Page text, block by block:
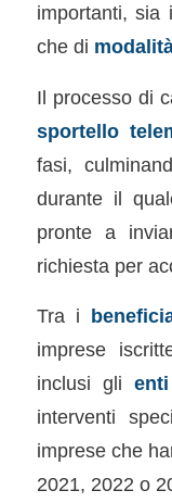
importanti, sia
che di
Il processo di
sportello
fasi,
durante il
pronte a
richiesta per
Tra i
imprese
inclusi gli
interventi
imprese che
2021, 2022 o